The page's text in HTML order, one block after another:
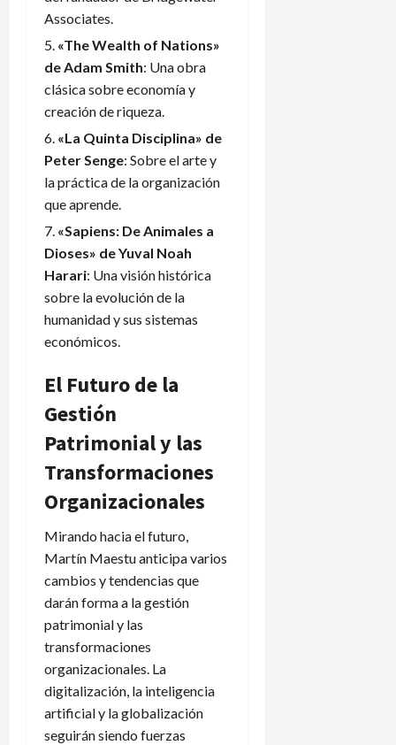
Associates.
«The Wealth of Nations»
de Adam Smith: Una obra
clásica sobre economía y
creación de riqueza.
«La Quinta Disciplina» de
Peter Senge: Sobre el arte y
la práctica de la organización
que aprende.
«Sapiens: De Animales a
Dioses» de Yuval Noah
Harari: Una visión histórica
sobre la evolución de la
humanidad y sus sistemas
económicos.
El Futuro de la
Gestión
Patrimonial y las
Transformaciones
Organizacionales
Mirando hacia el futuro,
Martín Maestu anticipa varios
cambios y tendencias que
darán forma a la gestión
patrimonial y las
transformaciones
organizacionales. La
digitalización, la inteligencia
artificial y la globalización
seguirán siendo fuerzas